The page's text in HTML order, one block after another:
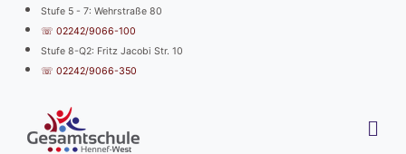
Stufe 5 - 7: Wehrstraße 80
☏ 02242/9066-100
Stufe 8-Q2: Fritz Jacobi Str. 10
☏ 02242/9066-350